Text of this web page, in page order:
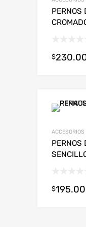
PERNOS
$
PERNOS
$